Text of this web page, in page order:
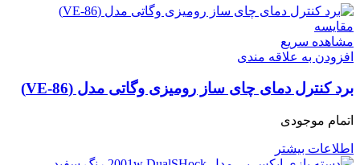
مقایسه
مشاهده سریع
افزودن به علاقه مندی
برد کنترل دمای چای ساز رومیزی وگاتی مدل (VE-86)
اتمام موجودی
اطلاعات بیشتر